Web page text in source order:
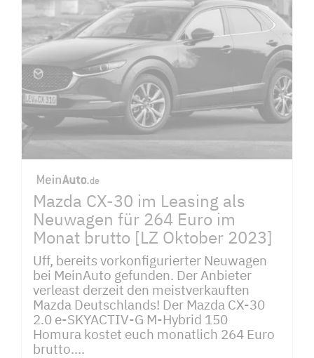
Mazda CX-30 im Leasing als
Neuwagen für 264 Euro im
Monat brutto [LZ Oktober 2023]
Uff, bereits vorkonfigurierter Neuwagen
bei MeinAuto gefunden. Der Anbieter
verleast derzeit den meistverkauften
Mazda Deutschlands! Der Mazda CX-30
2.0 e-SKYACTIV-G M-Hybrid 150
Homura kostet euch monatlich 264 Euro
brutto....